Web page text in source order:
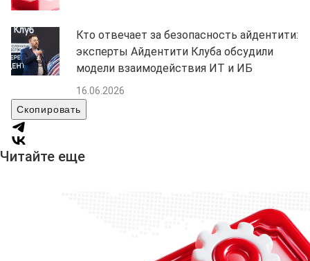
Кто отвечает за безопасность айдентити:
эксперты Айдентити Клуба обсудили
модели взаимодействия ИТ и ИБ
16.06.2026
Скопировать
Читайте еще